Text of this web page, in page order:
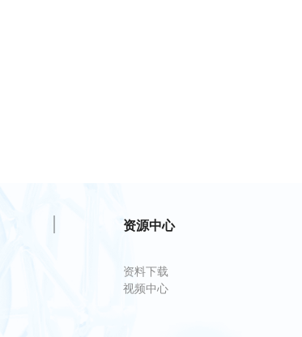
资源中心
资料下载
视频中心